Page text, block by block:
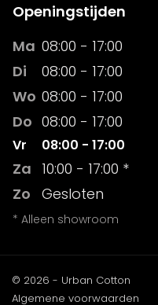
Openingstijden
Ma 08:00 - 17:00
Di
08:00 - 17:00
Wo 08:00 - 17:00
Do 08:00 - 17:00
Vr 08:00 - 17:00
Za 10:00 - 17:00 *
Zo
Gesloten
* Alleen showroom
© 2026 - Urban Cotton
Algemene voorwaarden